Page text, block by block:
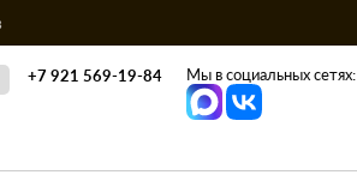
+7 921 569-19-84 Мы в социальных сетях: